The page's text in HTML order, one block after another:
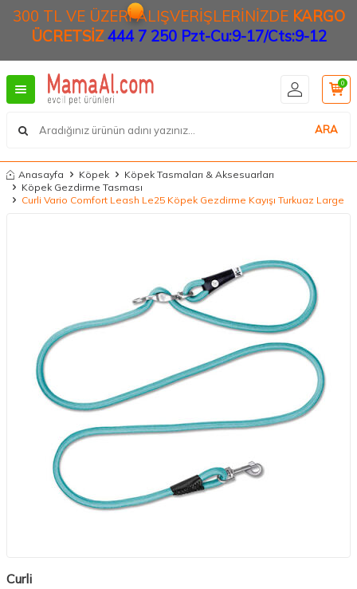
300 TL VE ÜZERİ ALIŞVERİŞLERİNİZDE KARGO
ÜCRETSİZ444 7 250 Pzt-Cu:9-17/Cts:9-12
ARA
0
Anasayfa Köpek
Köpek Tasmaları & Aksesuarları
Köpek Gezdirme Tasması
Curli Vario Comfort Leash Le25 Köpek Gezdirme Kayışı Turkuaz Large
Curli